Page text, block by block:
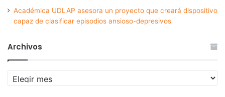
Académica UDLAP asesora un proyecto que creará dispositivo
capaz de clasificar episodios ansioso-depresivos
Archivos
Archivos